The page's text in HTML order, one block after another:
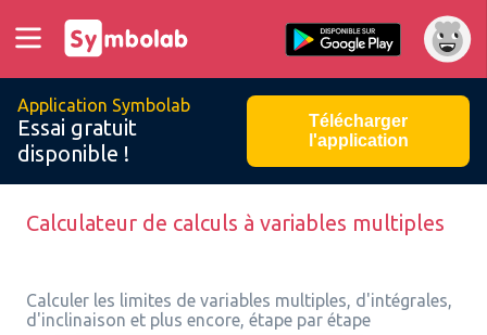
Application Symbolab
Essai gratuit
disponible !
Télécharger
l'application
Calculateur de calculs à variables multiples
Calculer les limites de variables multiples, d'intégrales,
d'inclinaison et plus encore, étape par étape